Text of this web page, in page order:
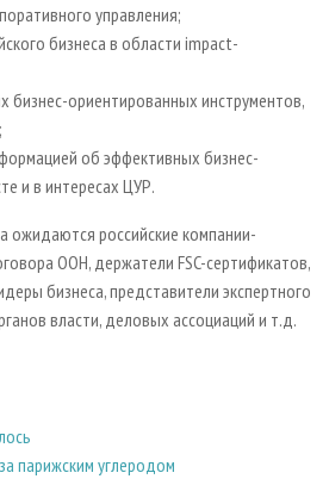
управления;
бизнеса в области impact-
бизнес-ориентированных инструментов,
об эффективных бизнес-
и в интересах ЦУР.
ожидаются российские компании-
ООН, держатели FSC-сертификатов,
бизнеса, представители экспертного
власти, деловых ассоциаций и т.д.
парижским углеродом